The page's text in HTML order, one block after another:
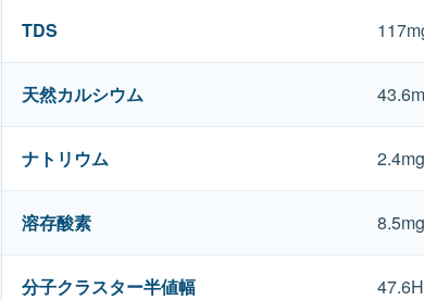
TDS
天然カルシウム
ナトリウム
溶存酸素
分子クラスター半値幅